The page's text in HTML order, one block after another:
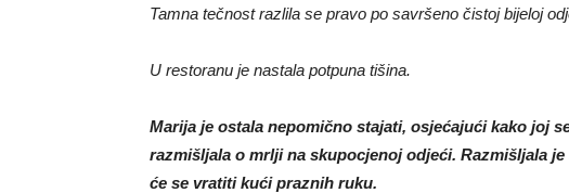
Tamna tečnost razlila se pravo po savršeno čistoj bijeloj
U restoranu je nastala potpuna tišina.
Marija je ostala nepomično stajati, osjećajući kako joj
razmišljala o mrlji na skupocjenoj odjeći. Razmišljala
će se vratiti kući praznih ruku.